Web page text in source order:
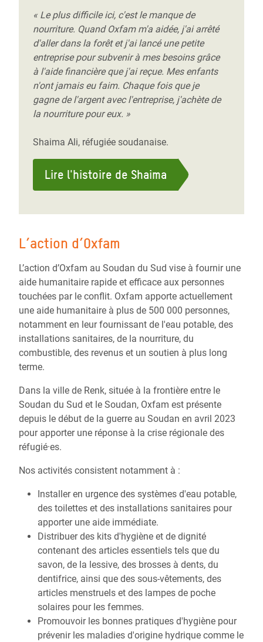
« Le plus difficile ici, c'est le manque de
nourriture. Quand Oxfam m'a aidée, j'ai arrêté
d'aller dans la forêt et j'ai lancé une petite
entreprise pour subvenir à mes besoins grâce
à l'aide financière que j'ai reçue. Mes enfants
n'ont jamais eu faim. Chaque fois que je
gagne de l'argent avec l'entreprise, j'achète de
la nourriture pour eux. »
Shaima Ali, réfugiée soudanaise.
Lire l'histoire de Shaima
L’action d’Oxfam
L’action d’Oxfam au Soudan du Sud vise à fournir une
aide humanitaire rapide et efficace aux personnes
touchées par le conflit. Oxfam apporte actuellement
une aide humanitaire à plus de 500 000 personnes,
notamment en leur fournissant de l'eau potable, des
installations sanitaires, de la nourriture, du
combustible, des revenus et un soutien à plus long
terme.
Dans la ville de Renk, située à la frontière entre le
Soudan du Sud et le Soudan, Oxfam est présente
depuis le début de la guerre au Soudan en avril 2023
pour apporter une réponse à la crise régionale des
réfugié·es.
Nos activités consistent notamment à :
Installer en urgence des systèmes d'eau potable,
des toilettes et des installations sanitaires pour
apporter une aide immédiate.
Distribuer des kits d'hygiène et de dignité
contenant des articles essentiels tels que du
savon, de la lessive, des brosses à dents, du
dentifrice, ainsi que des sous-vêtements, des
articles menstruels et des lampes de poche
solaires pour les femmes.
Promouvoir les bonnes pratiques d'hygiène pour
prévenir les maladies d'origine hydrique comme le